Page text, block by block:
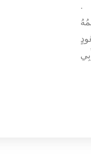
‏ ‏.‏